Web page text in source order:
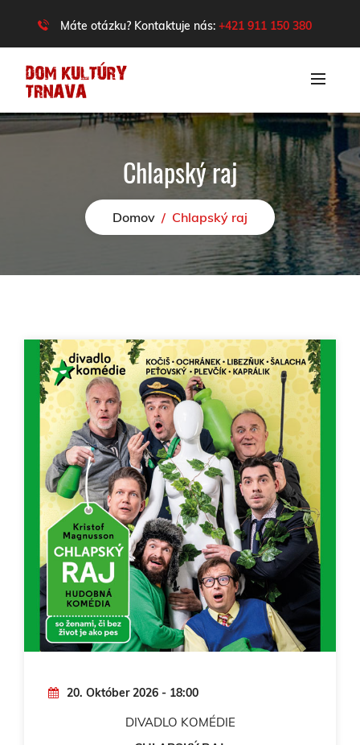
Máte otázku? Kontaktuje nás: +421 911 150 380
Chlapský raj
Domov / Chlapský raj
20. Október 2026 - 18:00
DIVADLO KOMÉDIE